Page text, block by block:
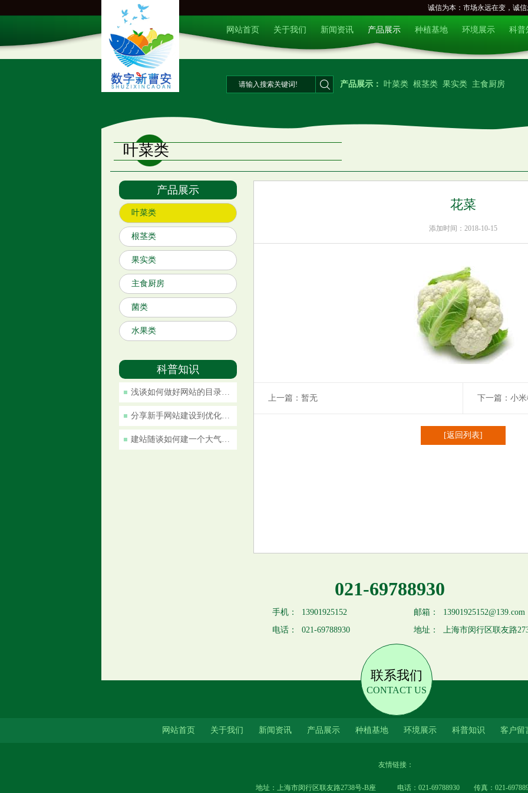
诚信为本：市场永远在变，诚信
网站首页 关于我们 新闻资讯 产品展示 种植基地 环境展示 科普
产品展示： 叶菜类 根茎类 果实类 主食厨房
叶菜类
产品展示
叶菜类
根茎类
果实类
主食厨房
菌类
水果类
科普知识
浅谈如何做好网站的目录规划
分享新手网站建设到优化推广7部曲
建站随谈如何建一个大气的企业网站
花菜
添加时间：2018-10-15
上一篇：暂无 下一篇：小
[返回列表]
021-69788930
手机： 13901925152 邮箱：
13901925152@139.com
电话：
021-69788930 地址： 上海市闵行区联友路
联系我们
CONTACT US
网站首页 关于我们 新闻资讯 产品展示 种植基地 环境展示 科普知识 客户留
友情链接：
地址：上海市闵行区联友路2738号-B座 电话：021-69788930 传真：021-